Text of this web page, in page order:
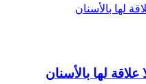
لها بالأسنان